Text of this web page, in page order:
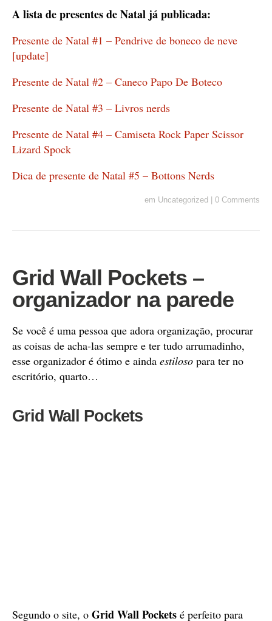
A lista de presentes de Natal já publicada:
Presente de Natal #1 – Pendrive de boneco de neve
[update]
Presente de Natal #2 – Caneco Papo De Boteco
Presente de Natal #3 – Livros nerds
Presente de Natal #4 – Camiseta Rock Paper Scissor
Lizard Spock
Dica de presente de Natal #5 – Bottons Nerds
em Uncategorized 0 Comments
Grid Wall Pockets –
organizador na parede
Se você é uma pessoa que adora organização, procurar
as coisas de acha-las sempre e ter tudo arrumadinho,
esse organizador é ótimo e ainda estiloso para ter no
escritório, quarto…
Grid Wall Pockets
Segundo o site, o Grid Wall Pockets é perfeito para